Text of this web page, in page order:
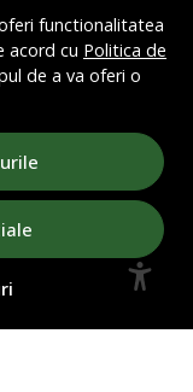
functionalitatea
acord cu Politica de
de a va oferi o